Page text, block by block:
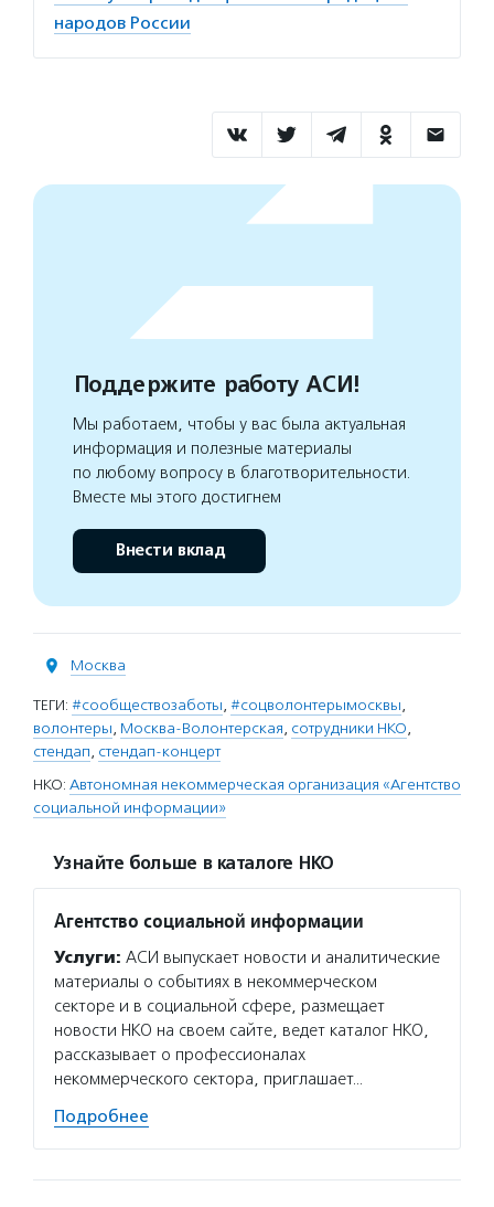
народов России
Поддержите работу АСИ!
Мы работаем, чтобы у вас была актуальная
информация и полезные материалы
по любому вопросу в благотворительности.
Вместе мы этого достигнем
Внести вклад
Москва
ТЕГИ: #сообществозаботы, #соцволонтерымосквы,
волонтеры, Москва-Волонтерская, сотрудники НКО,
стендап, стендап-концерт
НКО: Автономная некоммерческая организация «Агентство
социальной информации»
Узнайте больше в каталоге НКО
Агентство социальной информации
Услуги: АСИ выпускает новости и аналитические
материалы о событиях в некоммерческом
секторе и в социальной сфере, размещает
новости НКО на своем сайте, ведет каталог НКО,
рассказывает о профессионалах
некоммерческого сектора, приглашает…
Подробнее